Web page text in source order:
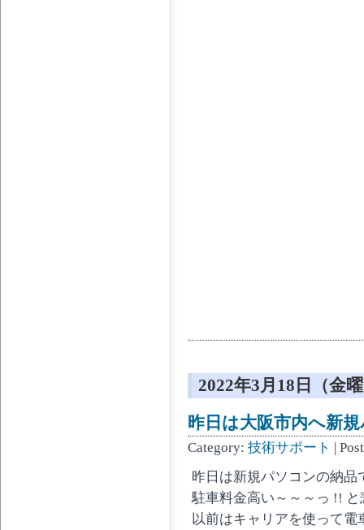
2022年3月18日（金
昨日は大阪市内へ新
Category: 技術サポート |
昨日は新規パソコンの納品
駐車料金高い～～～っ !!
以前はキャリアを使って